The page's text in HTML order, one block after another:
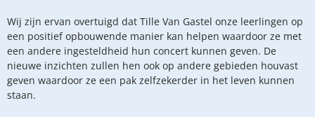
Wij zijn ervan overtuigd dat Tille Van Gastel onze leerlingen op
een positief opbouwende manier kan helpen waardoor ze met
een andere ingesteldheid hun concert kunnen geven. De
nieuwe inzichten zullen hen ook op andere gebieden houvast
geven waardoor ze een pak zelfzekerder in het leven kunnen
staan.